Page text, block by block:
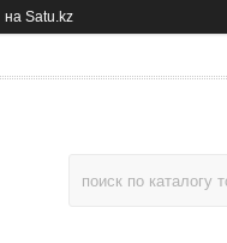
на Satu.kz